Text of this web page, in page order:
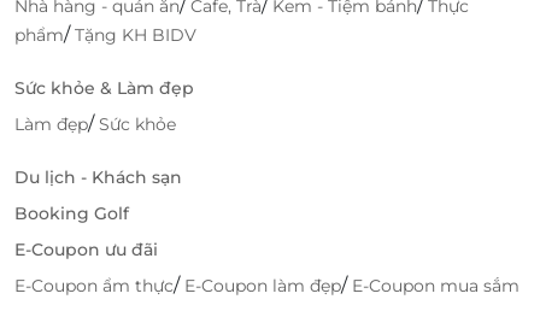
Đặt phòng qua LifeLink để tận hưởng
Nhà hàng - quán ăn/Cafe, Trà/ Kem - Tiệm bánh/Thực
phẩm/Tặng KH BIDV
Sức khỏe & Làm đẹp
Làm đẹp/Sức khỏe
Du lịch - Khách sạn
Booking Golf
E-Coupon ưu đãi
E-Coupon ẩm thực/ E-Coupon làm đẹp/ E-Coupon mua sắm